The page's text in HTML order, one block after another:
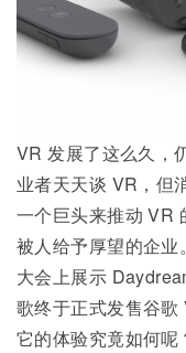
VR 发展了这么久，
业者天天谈 VR，但
一个巨头来推动 VR
被人给予厚望的企
大会上展示
歌终于正式发售谷歌
它的体验究竟如何